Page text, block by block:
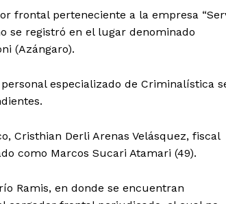
frontal perteneciente a la empresa
se registró en el lugar denominado
(Azángaro).
especializado de Criminalística
Cristhian Derli Arenas Velásquez, fiscal
como Marcos Sucari Atamari (49).
Ramis, en donde se encuentran